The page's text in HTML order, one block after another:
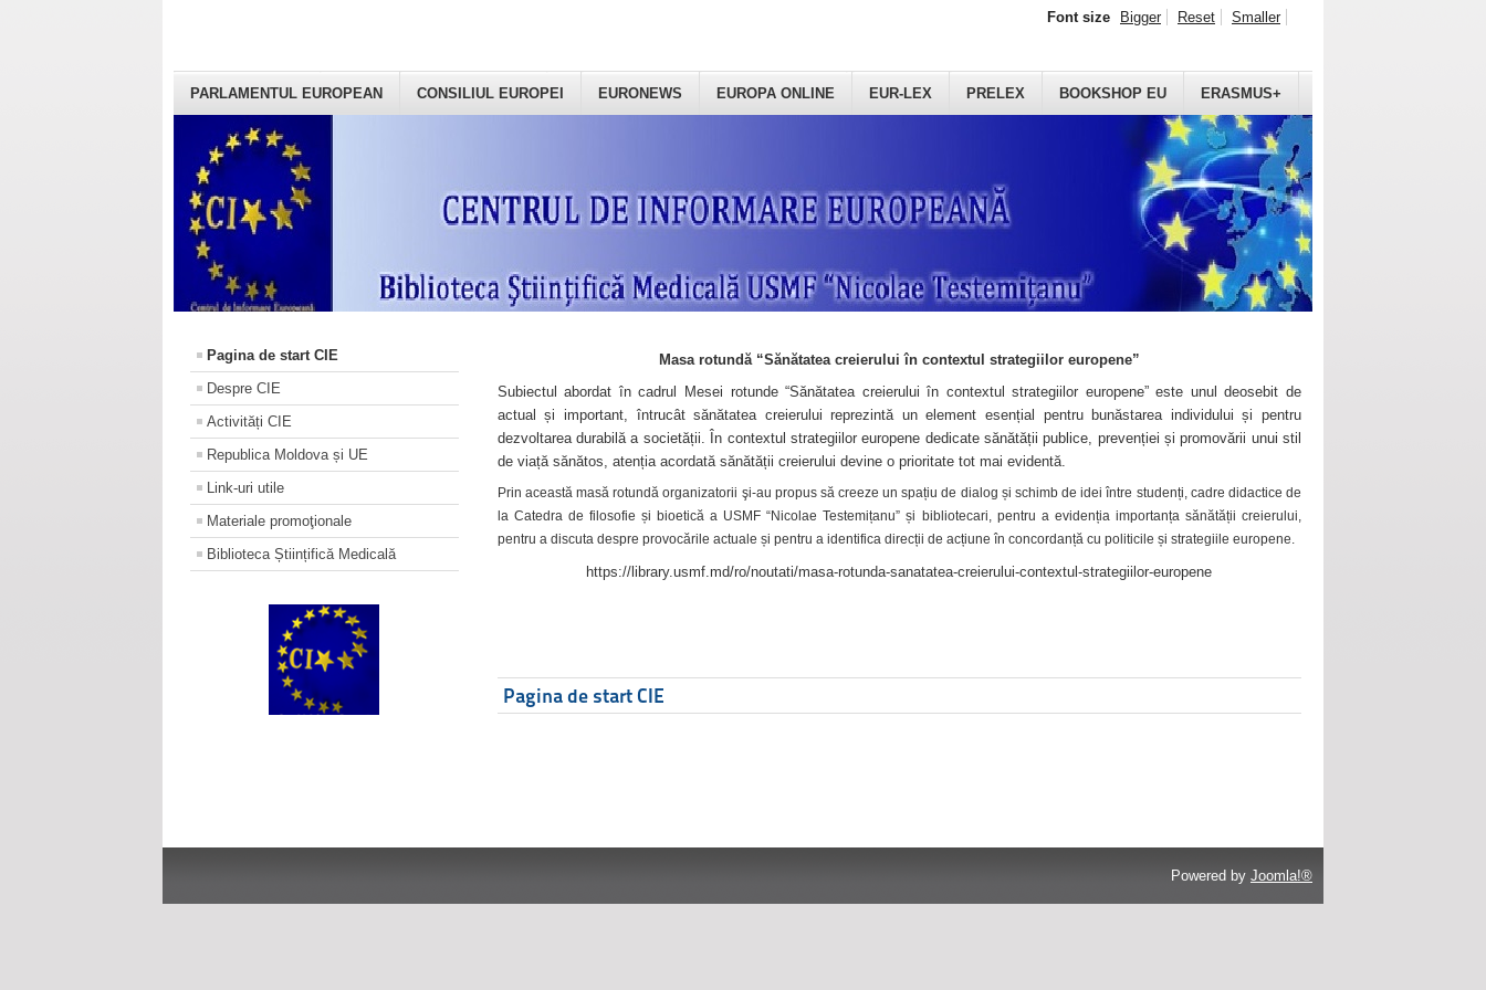
PARLAMENTUL EUROPEAN CONSILIUL EUROPEI EURONEWS EUROPA ONLINE EUR-LEX PRELEX BOOKSHOP EU ERASMUS+
Font size Bigger Reset Smaller
Pagina de start CIE
Despre CIE
Activități CIE
Republica Moldova și UE
Link-uri utile
Materiale promoţionale
Biblioteca Științifică Medicală
Masa rotundă “Sănătatea creierului în contextul strategiilor europene”
Subiectul abordat în cadrul Mesei rotunde “Sănătatea creierului în contextul strategiilor europene” este unul deosebit de
actual și important, întrucât sănătatea creierului reprezintă un element esențial pentru bunăstarea individului și pentru
dezvoltarea durabilă a societății. În contextul strategiilor europene dedicate sănătății publice, prevenției și promovării unui stil
de viață sănătos, atenția acordată sănătății creierului devine o prioritate tot mai evidentă.
Prin această masă rotundă organizatorii şi-au propus să creeze un spațiu de dialog și schimb de idei între studenți, cadre didactice de
la Catedra de filosofie și bioetică a USMF “Nicolae Testemițanu” și bibliotecari, pentru a evidenția importanța sănătății creierului,
pentru a discuta despre provocările actuale și pentru a identifica direcții de acțiune în concordanță cu politicile și strategiile europene.
https://library.usmf.md/ro/noutati/masa-rotunda-sanatatea-creierului-contextul-strategiilor-europene
Pagina de start CIE
Powered by Joomla!®